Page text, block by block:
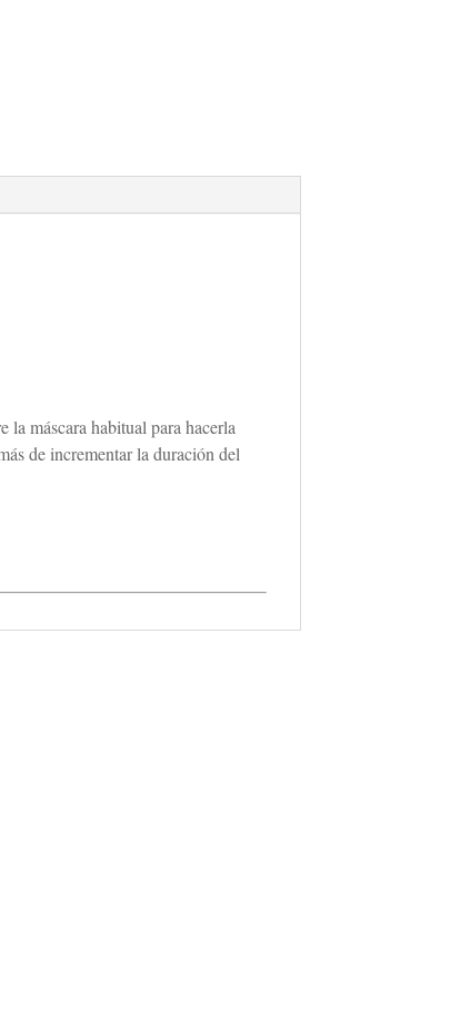
la máscara habitual para hacerla
de incrementar la duración del